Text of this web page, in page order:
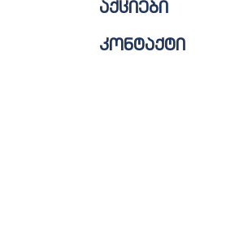
აქციები
კონტაქტი